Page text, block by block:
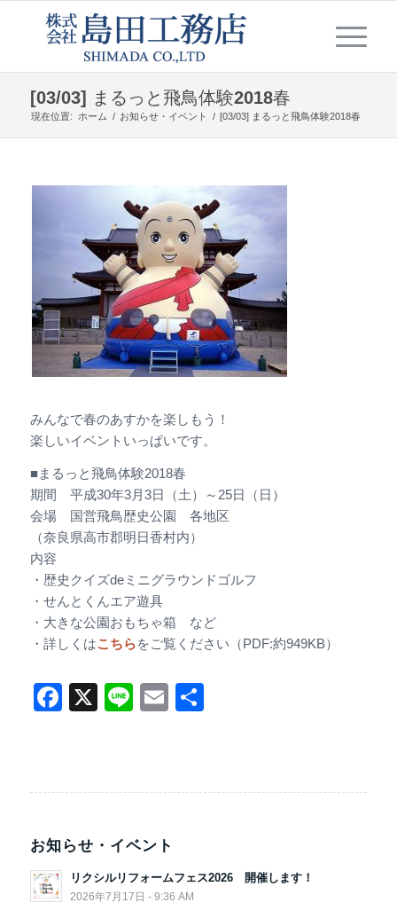
[03/03] まるっと飛鳥体験2018春
現在位置: ホーム / お知らせ・イベント / [03/03] まるっと飛鳥体験2018春
みんなで春のあすかを楽しもう！
楽しいイベントいっぱいです。
■まるっと飛鳥体験2018春
期間 平成30年3月3日（土）～25日（日）
会場 国営飛鳥歴史公園 各地区
（奈良県高市郡明日香村内）
内容
・歴史クイズdeミニグラウンドゴルフ
・せんとくんエア遊具
・大きな公園おもちゃ箱 など
・詳しくはこちらをご覧ください（PDF:約949KB）
Facebook
X LineEmail
お知らせ・イベント
リクシルリフォームフェス2026 開催します！
2026年7月17日 - 9:36 AM